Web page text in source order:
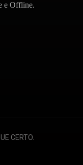
e Offline.
CERTO.